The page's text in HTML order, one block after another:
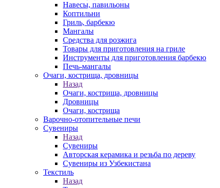
Навесы, павильоны
Коптильни
Гриль, барбекю
Мангалы
Средства для розжига
Товары для приготовления на гриле
Инструменты для приготовления барбекю
Печь-мангалы
Очаги, кострища, дровницы
Назад
Очаги, кострища, дровницы
Дровницы
Очаги, кострища
Варочно-отопительные печи
Сувениры
Назад
Сувениры
Авторская керамика и резьба по дереву
Сувениры из Узбекистана
Текстиль
Назад